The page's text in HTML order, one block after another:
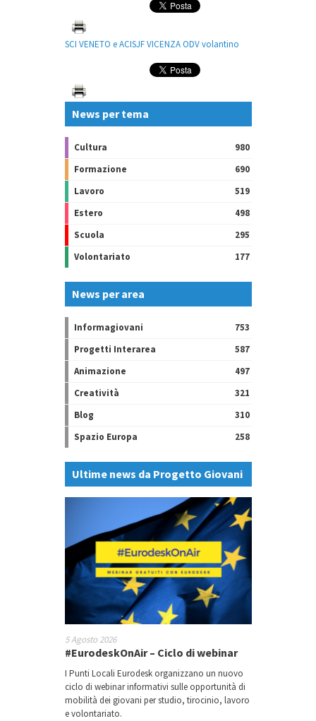
SCI VENETO e ACISJF VICENZA ODV volantino
News per tema
Cultura
980
Formazione
690
Lavoro
519
Estero
498
Scuola
295
Volontariato
177
News per area
Informagiovani
753
Progetti Interarea
587
Animazione
497
Creatività
321
Blog
310
Spazio Europa
258
Ultime news da Progetto Giovani
5 Agosto 2026
#EurodeskOnAir – Ciclo di webinar
I Punti Locali Eurodesk organizzano un nuovo
ciclo di webinar informativi sulle opportunità di
mobilità dei giovani per studio, tirocinio, lavoro
e volontariato.